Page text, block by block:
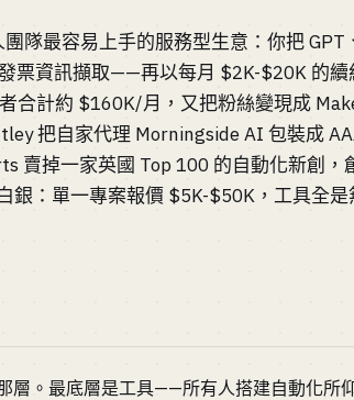
隊最容易上手的服務型生意：你把
票資訊擷取——再以每月 $2K-$20K 的續
合計約 $160K/月，又把粉絲變現成
把自家代理 Morningside AI 包裝成
賣掉一家英國 Top 100 的自動化新創，
銀：單一專案報價 $5K-$50K，工具全
層。最底層是工具——所有人搭建自動化所